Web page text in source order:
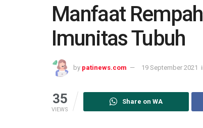
Manfaat
Imunitas Tubuh
by patinews.com 19 September 2021
35
VIEWS
Share on WA